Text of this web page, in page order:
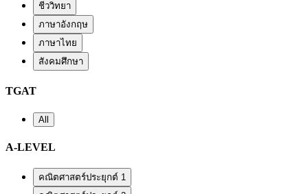
ชีววิทยา
ภาษาอังกฤษ
ภาษาไทย
สังคมศึกษา
TGAT
All
A-LEVEL
คณิตศาสตร์ประยุกต์ 1